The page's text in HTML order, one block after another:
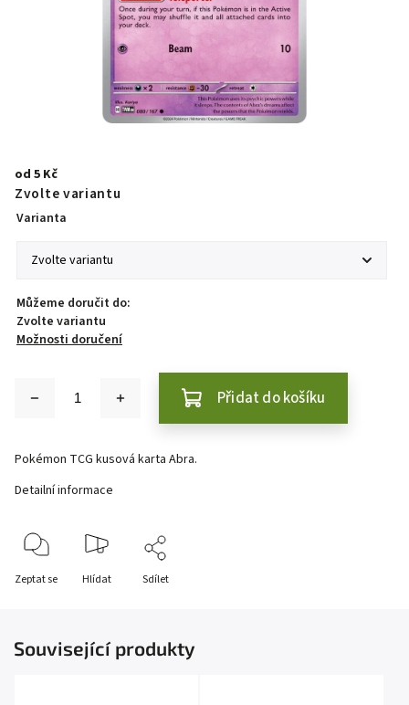
od 5 Kč
Zvolte variantu
Varianta
Můžeme doručit do:
Zvolte variantu
Možnosti doručení
Přidat do košíku
Pokémon TCG kusová karta Abra.
Detailní informace
Zeptat se Hlídat Sdílet
Související produkty